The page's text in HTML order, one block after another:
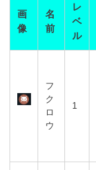
画
像
名
前
レ
ベ
ル
フ
ク
ロ
ウ
1